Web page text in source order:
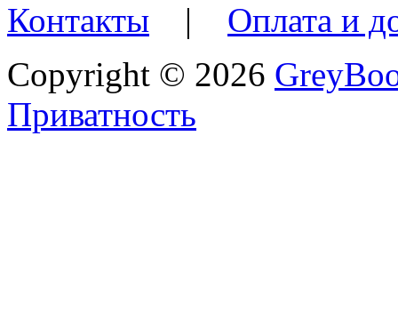
Контакты | Оплата и
Copyright © 2026
Приватность